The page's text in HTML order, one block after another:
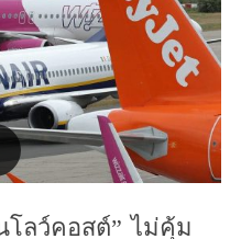
โลว์คอสต์” ไม่คุ้ม